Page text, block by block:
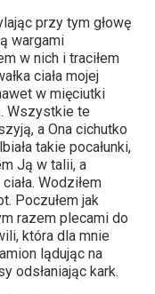
przy tym głowę
wargami
w nich i traciłem
ciała mojej
w mięciutki
Wszystkie te
a Ona cichutko
takie pocałunki,
Ją w talii, a
Wodziłem
Poczułem jak
razem plecami do
która dla mnie
lądując na
odsłaniając kark.